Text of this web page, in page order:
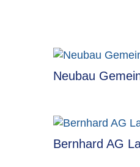
Neubau
Bernhard AG